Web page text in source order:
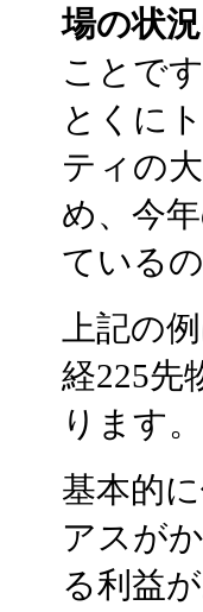
場の状
ことです
とくに
ティの
め、今
ている
上記の
経225先
ります。
基本的
アスが
る利益